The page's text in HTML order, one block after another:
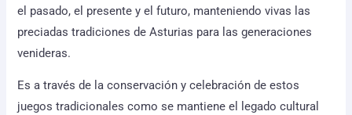
el pasado, el presente y el futuro, manteniendo vivas las
preciadas tradiciones de Asturias para las generaciones
venideras.
Es a través de la conservación y celebración de estos
juegos tradicionales como se mantiene el legado cultural